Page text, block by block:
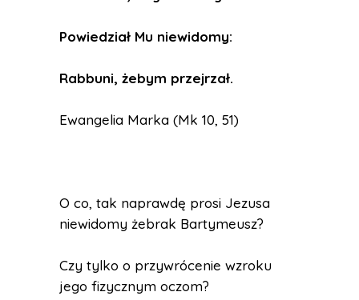
Powiedział Mu niewidomy:
Rabbuni, żebym przejrzał.
Ewangelia Marka (Mk 10, 51)
O co, tak naprawdę prosi Jezusa
niewidomy żebrak Bartymeusz?
Czy tylko o przywrócenie wzroku
jego fizycznym oczom?